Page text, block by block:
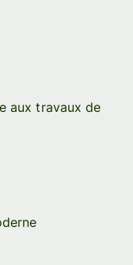
aux travaux de